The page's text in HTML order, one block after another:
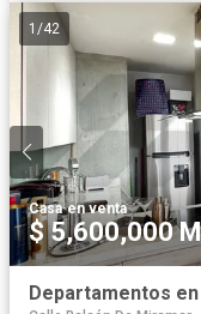
1 /42
Casa·en venta
$ 5,600,000
Departamentos